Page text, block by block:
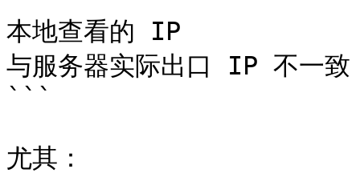
本地查看的 IP
与服务器实际出口 IP 不一致
```
尤其：